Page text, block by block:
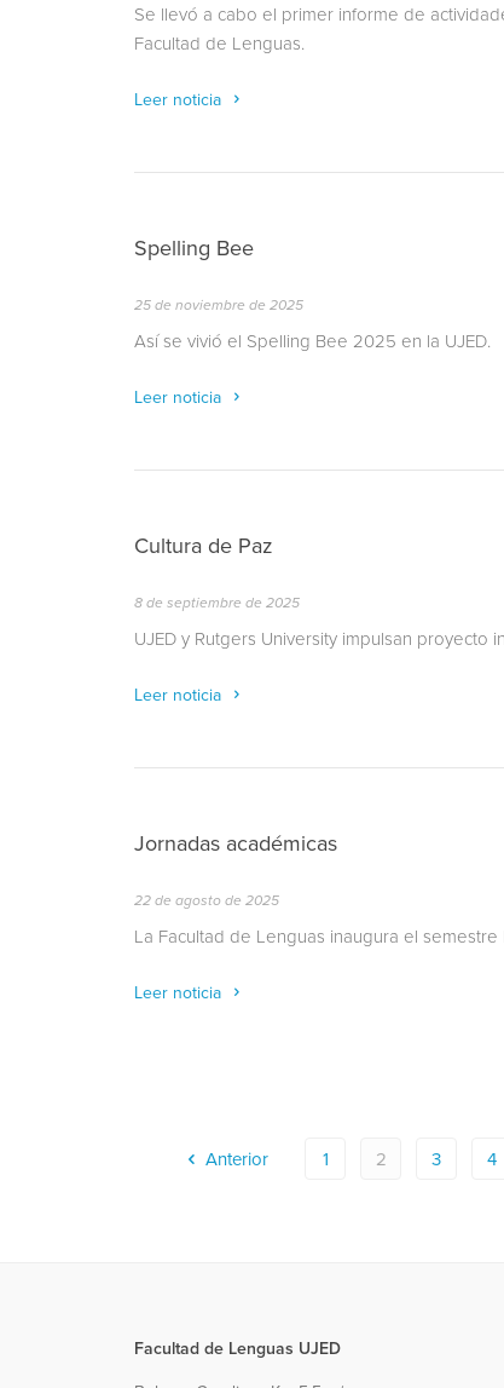
Se llevó a cabo el primer informe de
Facultad de Lenguas.
Leer noticia
Spelling Bee
25 de noviembre de 2025
Así se vivió el Spelling Bee 2025 en la UJED.
Leer noticia
Cultura de Paz
8 de septiembre de 2025
UJED y Rutgers University impulsan proyecto
Leer noticia
Jornadas académicas
22 de agosto de 2025
La Facultad de Lenguas inaugura el
Leer noticia
Anterior 1 2 3 4
Facultad de Lenguas UJED